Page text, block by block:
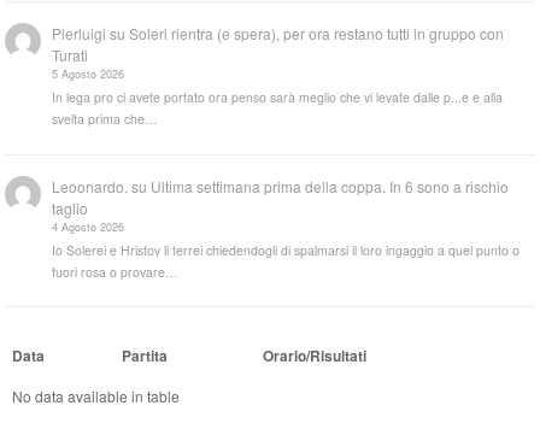
Pierluigi suSoleri rientra (e spera), per ora restano tutti in gruppo con
Turati
5 Agosto 2026
In lega pro ci avete portato ora penso sarà meglio che vi levate dalle p...e e alla
svelta prima che…
Leoonardo. su Ultima settimana prima della coppa. In 6 sono a rischio
taglio
4 Agosto 2026
Io Solerei e Hristov li terrei chiedendogli di spalmarsi il loro ingaggio a quel punto o
fuori rosa o provare…
Data Partita Orario/Risultati
No data available in table